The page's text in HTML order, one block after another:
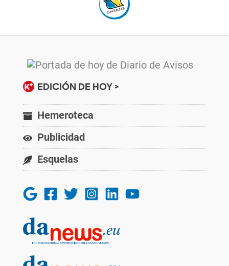
EDICIÓN DE HOY >
Hemeroteca
Publicidad
Esquelas